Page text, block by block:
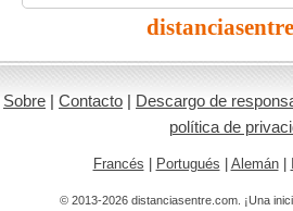
Sobre | Contacto | Descargo de
política de
Francés Portugués Alemán|
© 2013-2026 distanciasentre.com. ¡Una